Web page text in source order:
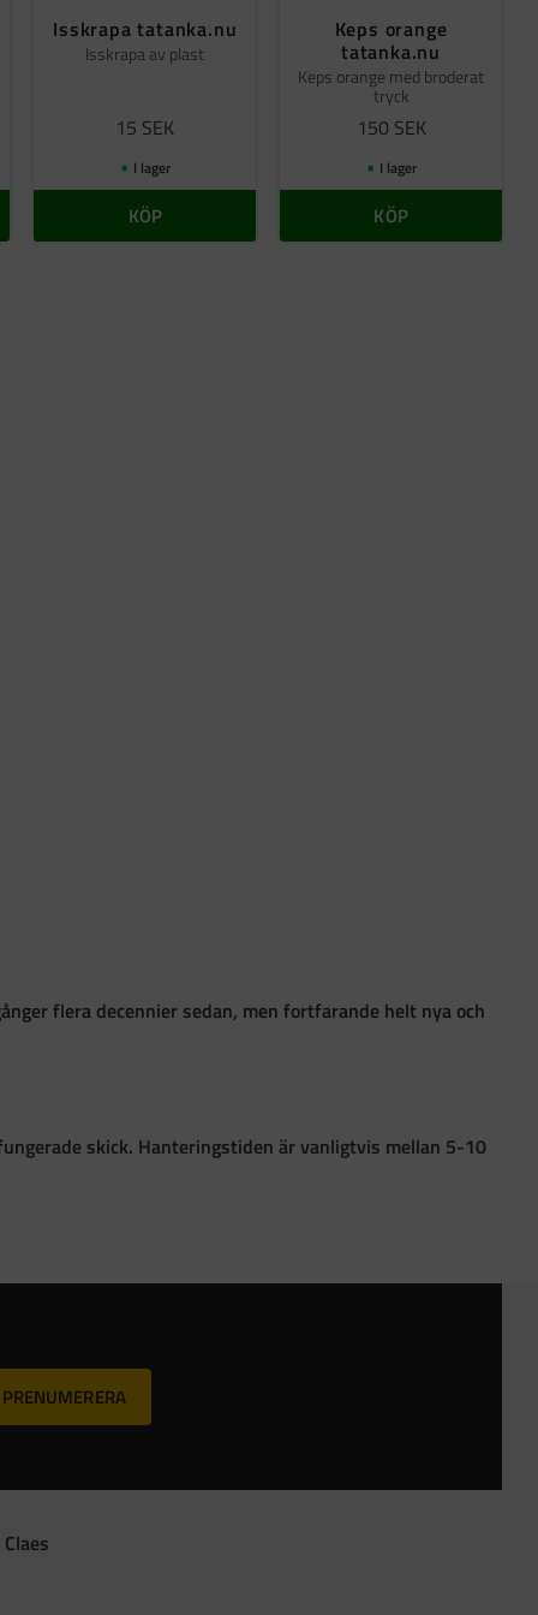
Isskrapa tatanka.nu
Isskrapa av plast
15 SEK
I lager
KÖP
Keps orange
tatanka.nu
Keps orange med broderat
tryck
150 SEK
I lager
KÖP
flera decennier sedan, men fortfarande helt nya och
skick. Hanteringstiden är vanligtvis mellan 5-10
PRENUMERERA